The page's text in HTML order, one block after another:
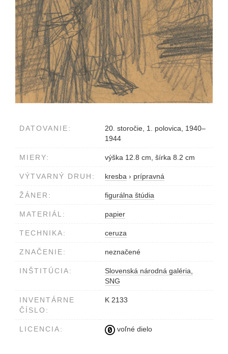
DATOVANIE:
20. storočie, 1. polovica, 1940–
1944
MIERY: výška 12.8 cm, šírka 8.2 cm
VÝTVARNÝ DRUH: kresba › prípravná
ŽÁNER: figurálna štúdia
MATERIÁL: papier
TECHNIKA: ceruza
ZNAČENIE: neznačené
INŠTITÚCIA:
Slovenská národná galéria,
SNG
INVENTÁRNE
ČÍSLO:
K 2133
LICENCIA: voľné dielo